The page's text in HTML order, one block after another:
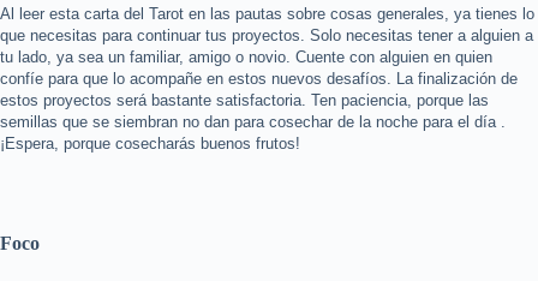
Al leer esta carta del Tarot en las pautas sobre cosas generales, ya tienes lo
que necesitas para continuar tus proyectos. Solo necesitas tener a alguien a
tu lado, ya sea un familiar, amigo o novio. Cuente con alguien en quien
confíe para que lo acompañe en estos nuevos desafíos. La finalización de
estos proyectos será bastante satisfactoria. Ten paciencia, porque las
semillas que se siembran no dan para cosechar de la noche para el día .
¡Espera, porque cosecharás buenos frutos!
Foco